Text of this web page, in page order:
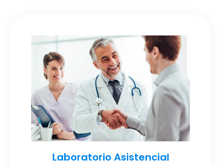
Laboratorio Asistencial